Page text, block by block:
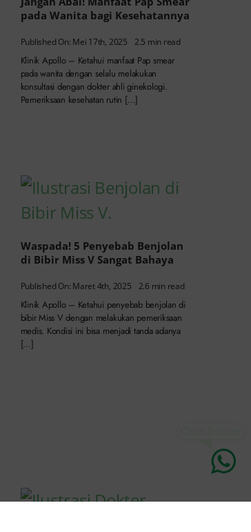
pada Wanita bagi Kesehatannya
Published On: Mei 17th, 2025 2.5 min read
Klinik Apollo – Ketahui manfaat Pap smear
pada wanita dengan selalu melakukan
konsultasi dengan dokter ahli ginekologi.
Pemeriksaan kesehatan rutin […]
Waspada! 5 Penyebab Benjolan
di Bibir Miss V Sangat Bahaya
Published On: Maret 4th, 2025 2.6 min read
Klinik Apollo – Ketahui penyebab benjolan di
bibir Miss V dengan melakukan pemeriksaan
medis. Kondisi ini bisa menjadi tanda adanya
[…]